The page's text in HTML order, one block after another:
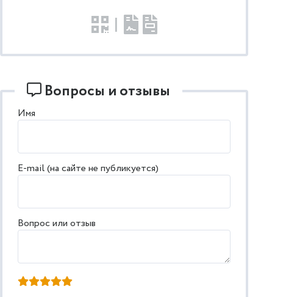
|
Вопросы и отзывы
Имя
E-mail (на сайте не публикуется)
Вопрос или отзыв